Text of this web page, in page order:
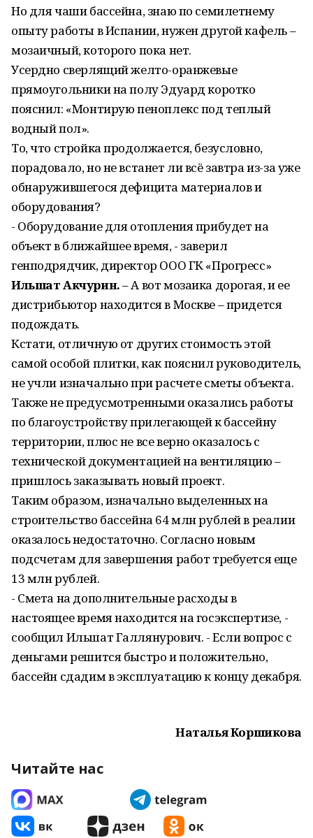
Но для чаши бассейна, знаю по семилетнему
опыту работы в Испании, нужен другой кафель –
мозаичный, которого пока нет.
Усердно сверлящий желто-оранжевые
прямоугольники на полу Эдуард коротко
пояснил: «Монтирую пеноплекс под теплый
водный пол».
То, что стройка продолжается, безусловно,
порадовало, но не встанет ли всё завтра из-за уже
обнаружившегося дефицита материалов и
оборудования?
- Оборудование для отопления прибудет на
объект в ближайшее время, - заверил
генподрядчик, директор ООО ГК «Прогресс»
Ильшат Акчурин.– А вот мозаика дорогая, и ее
дистрибьютор находится в Москве – придется
подождать.
Кстати, отличную от других стоимость этой
самой особой плитки, как пояснил руководитель,
не учли изначально при расчете сметы объекта.
Также не предусмотренными оказались работы
по благоустройству прилегающей к бассейну
территории, плюс не все верно оказалось с
технической документацией на вентиляцию –
пришлось заказывать новый проект.
Таким образом, изначально выделенных на
строительство бассейна 64 млн рублей в реалии
оказалось недостаточно. Согласно новым
подсчетам для завершения работ требуется еще
13 млн рублей.
- Смета на дополнительные расходы в
настоящее время находится на госэкспертизе, -
сообщил Ильшат Галлянурович. - Если вопрос с
деньгами решится быстро и положительно,
бассейн сдадим в эксплуатацию к концу декабря.
Наталья Коршикова
Читайте нас